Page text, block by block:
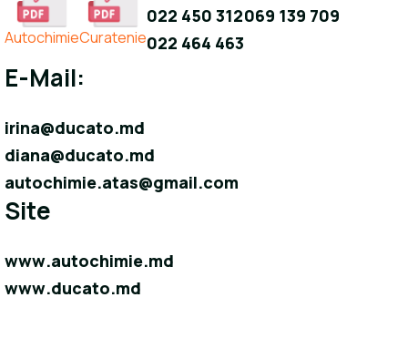
AutochimieCuratenie
022 450 312
022 464 463
069 139 709
E-Mail:
irina@ducato.md
diana@ducato.md
autochimie.atas@gmail.com
Site
www.autochimie.md
www.ducato.md